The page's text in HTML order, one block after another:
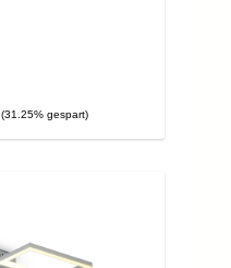
(31.25% gespart)